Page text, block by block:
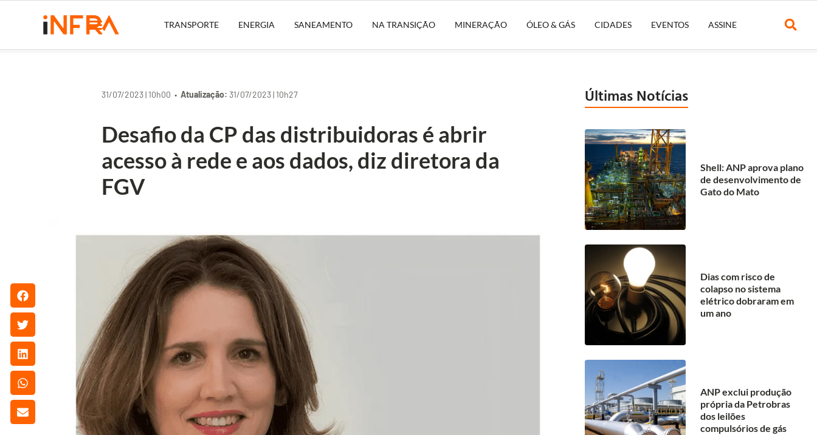
TRANSPORTE ENERGIA SANEAMENTO NA TRANSIÇÃO MINERAÇÃO ÓLEO & GÁS CIDADES EVENTOS ASSINE
31/07/2023 | 10h00 •Atualização: 31/07/2023 | 10h27
Desafio da CP das distribuidoras é abrir
acesso à rede e aos dados, diz diretora da
FGV
Últimas Notícias
Shell: ANP aprova plano
de desenvolvimento de
Gato do Mato
Dias com risco de
colapso no sistema
elétrico dobraram em
um ano
ANP exclui produção
própria da Petrobras
dos leilões
compulsórios de gás